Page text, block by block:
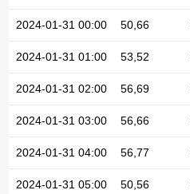
2024-01-31 00:00 50,66
2024-01-31 01:00 53,52
2024-01-31 02:00 56,69
2024-01-31 03:00 56,66
2024-01-31 04:00 56,77
2024-01-31 05:00 50,56